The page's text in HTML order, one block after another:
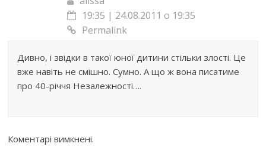
19:35 | 24.08.2011 о 19:35
Permalink
Дивно, і звідки в такої юної дитини стільки злості. Це
вже навіть не смішно. Сумно. А що ж вона писатиме
про 40-річчя Незалежності….
Коментарі вимкнені.